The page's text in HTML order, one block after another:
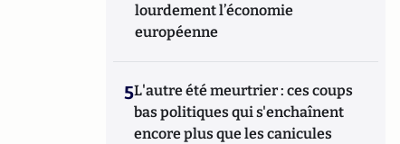
lourdement l’économie
européenne
5L'autre été meurtrier : ces coups
bas politiques qui s'enchaînent
encore plus que les canicules